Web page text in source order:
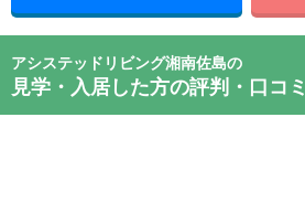
アシステッドリビング湘南佐島の
見学・入居した方の評判・口コミ